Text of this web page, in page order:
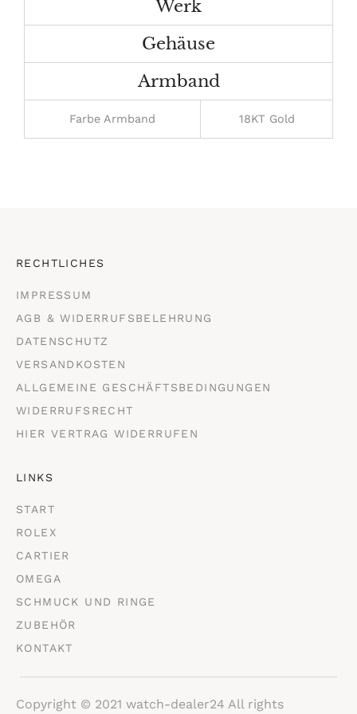
Werk
Gehäuse
Armband
Farbe Armband 18KT Gold
RECHTLICHES
IMPRESSUM
AGB & WIDERRUFSBELEHRUNG
DATENSCHUTZ
VERSANDKOSTEN
ALLGEMEINE GESCHÄFTSBEDINGUNGEN
WIDERRUFSRECHT
HIER VERTRAG WIDERRUFEN
LINKS
START
ROLEX
CARTIER
OMEGA
SCHMUCK UND RINGE
ZUBEHÖR
KONTAKT
Copyright © 2021 watch-dealer24 All rights